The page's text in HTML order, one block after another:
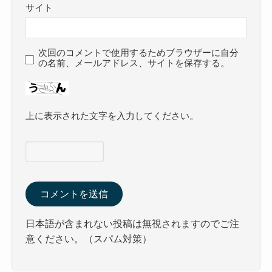
サイト
次回のコメントで使用するためブラウザーに自分
の名前、メールアドレス、サイトを保存する。
上に表示された文字を入力してください。
日本語が含まれない投稿は無視されますのでご注
意ください。（スパム対策）